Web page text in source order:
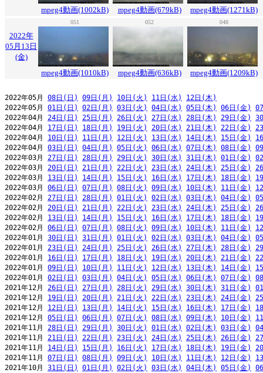
mpeg4動画(1002kB)
mpeg4動画(679kB) mpeg4動画(1271kB)
051 052 048
2022年
05月13日
(金)
mpeg4動画(1010kB)
mpeg4動画(636kB) mpeg4動画(1209kB)
2022年05月 08日(日) 09日(月) 10日(火) 11日(水)
12日(木)
2022年05月 01日(日) 02日(月) 03日(火) 04日(水) 05日(木) 06日(金)
2022年04月 24日(日) 25日(月) 26日(火) 27日(水) 28日(木) 29日(金)
2022年04月 17日(日) 18日(月) 19日(火) 20日(水) 21日(木) 22日(金)
2022年04月 10日(日) 11日(月) 12日(火) 13日(水) 14日(木) 15日(金)
2022年04月 03日(日) 04日(月) 05日(火) 06日(水) 07日(木) 08日(金)
2022年03月 27日(日) 28日(月) 29日(火) 30日(水) 31日(木) 01日(金)
2022年03月 20日(日) 21日(月) 22日(火) 23日(水) 24日(木) 25日(金)
2022年03月 13日(日) 14日(月) 15日(火) 16日(水) 17日(木) 18日(金)
2022年03月 06日(日) 07日(月) 08日(火) 09日(水) 10日(木) 11日(金)
2022年02月 27日(日) 28日(月) 01日(火) 02日(水) 03日(木) 04日(金)
2022年02月 20日(日) 21日(月) 22日(火) 23日(水) 24日(木) 25日(金)
2022年02月 13日(日) 14日(月) 15日(火) 16日(水) 17日(木) 18日(金)
2022年02月 06日(日) 07日(月) 08日(火) 09日(水) 10日(木) 11日(金)
2022年01月 30日(日) 31日(月) 01日(火) 02日(水) 03日(木) 04日(金)
2022年01月 23日(日) 24日(月) 25日(火) 26日(水) 27日(木) 28日(金)
2022年01月 16日(日) 17日(月) 18日(火) 19日(水) 20日(木) 21日(金)
2022年01月 09日(日) 10日(月) 11日(火) 12日(水) 13日(木) 14日(金)
2022年01月 02日(日) 03日(月) 04日(火) 05日(水) 06日(木) 07日(金)
2021年12月 26日(日) 27日(月) 28日(火) 29日(水) 30日(木) 31日(金)
2021年12月 19日(日) 20日(月) 21日(火) 22日(水) 23日(木) 24日(金)
2021年12月 12日(日) 13日(月) 14日(火) 15日(水) 16日(木) 17日(金)
2021年12月 05日(日) 06日(月) 07日(火) 08日(水) 09日(木) 10日(金)
2021年11月 28日(日) 29日(月) 30日(火) 01日(水) 02日(木) 03日(金)
2021年11月 21日(日) 22日(月) 23日(火) 24日(水) 25日(木) 26日(金)
2021年11月 14日(日) 15日(月) 16日(火) 17日(水) 18日(木) 19日(金)
2021年11月 07日(日) 08日(月) 09日(火) 10日(水) 11日(木) 12日(金)
2021年10月 31日(日) 01日(月) 02日(火) 03日(水) 04日(木) 05日(金)